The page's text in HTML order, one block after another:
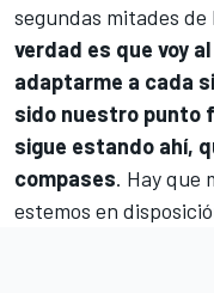
segundas mitades
verdad es que voy
adaptarme a cada
sido nuestro punto
sigue estando ahí,
compases. Hay que
estemos en